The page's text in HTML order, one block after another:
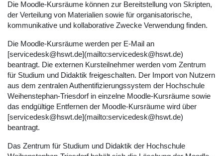
Die Moodle-Kursräume können zur Bereitstellung von Skripten,
der Verteilung von Materialien sowie für organisatorische,
kommunikative und kollaborative Zwecke Verwendung finden.
Die Moodle-Kursräume werden per E-Mail an
[servicedesk@hswt.de](mailto:servicedesk@hswt.de)
beantragt. Die externen Kursteilnehmer werden vom Zentrum
für Studium und Didaktik freigeschalten. Der Import von Nutzern
aus dem zentralen Authentifizierungssystem der Hochschule
Weihenstephan-Triesdorf in einzelne Moodle-Kursräume sowie
das endgültige Entfernen der Moodle-Kursräume wird über
[servicedesk@hswt.de](mailto:servicedesk@hswt.de)
beantragt.
Das Zentrum für Studium und Didaktik der Hochschule